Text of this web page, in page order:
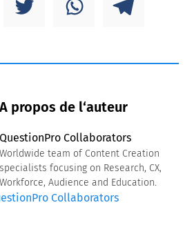
A propos de l‘auteur
QuestionPro Collaborators
Worldwide team of Content Creation
specialists focusing on Research, CX,
Workforce, Audience and Education.
Collaborators